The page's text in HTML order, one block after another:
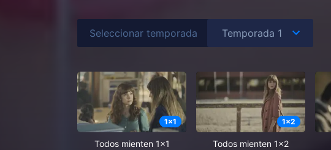
Seleccionar temporada
1x1
Todos mienten 1x1
1x2
Todos mienten 1x2